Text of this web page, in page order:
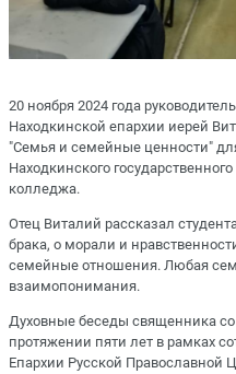
20 ноября 2024 года
Находкинской епархии иерей
"Семья и семейные ценности"
Находкинского
колледжа.
Отец Виталий рассказал
брака, о морали и
семейные отношения. Любая
взаимопонимания.
Духовные беседы священника
протяжении пяти лет в рамках
Епархии Русской Православной